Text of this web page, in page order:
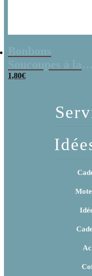
poudre (x20)
1,80€